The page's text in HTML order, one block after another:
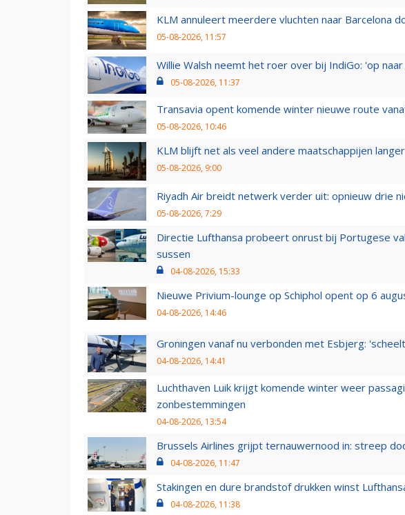
KLM annuleert meerdere vluchten naar Barcelona
05-08-2026, 11:57
Willie Walsh neemt het roer over bij IndiGo: 'op
05-08-2026, 11:37
Transavia opent komende winter nieuwe route
05-08-2026, 10:46
KLM blijft net als veel andere maatschappijen
05-08-2026, 9:00
Riyadh Air breidt netwerk verder uit: opnieuw drie
05-08-2026, 7:29
Directie Lufthansa probeert onrust bij Portugese
sussen
04-08-2026, 15:33
Nieuwe Privium-lounge op Schiphol opent op 6
04-08-2026, 14:46
Groningen vanaf nu verbonden met Esbjerg:
04-08-2026, 14:41
Luchthaven Luik krijgt komende winter weer
zonbestemmingen
04-08-2026, 13:54
Brussels Airlines grijpt ternauwernood in: streep
04-08-2026, 11:47
Stakingen en dure brandstof drukken winst
04-08-2026, 11:38